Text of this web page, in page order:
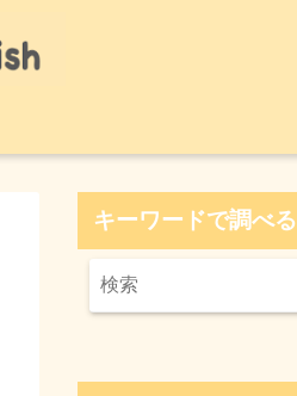
キーワードで調べる